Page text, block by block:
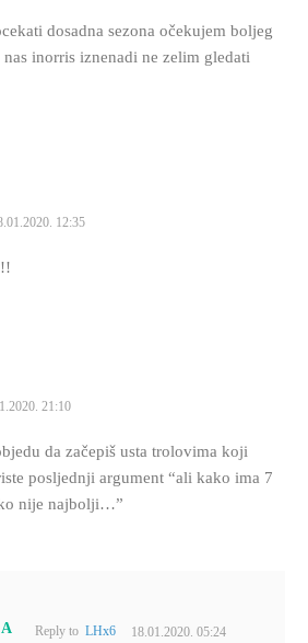
dosadna sezona očekujem boljeg
inorris iznenadi ne zelim gledati
12:35
21:10
da začepiš usta trolovima koji
posljednji argument “ali kako ima 7
nije najbolji…”
Reply to LHx6 18.01.2020. 05:24